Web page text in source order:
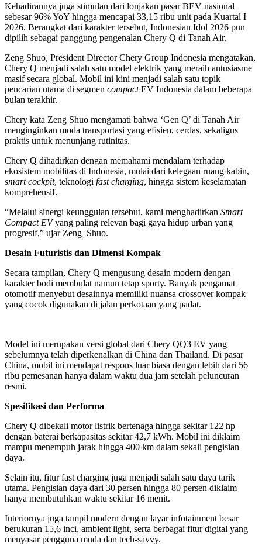
Kehadirannya juga stimulan dari lonjakan pasar BEV nasional
sebesar 96% YoY hingga mencapai 33,15 ribu unit pada Kuartal I
2026. Berangkat dari karakter tersebut, Indonesian Idol 2026 pun
dipilih sebagai panggung pengenalan Chery Q di Tanah Air.
Zeng Shuo, President Director Chery Group Indonesia mengatakan,
Chery Q menjadi salah satu model elektrik yang meraih antusiasme
masif secara global. Mobil ini kini menjadi salah satu topik
pencarian utama di segmen compactEV Indonesia dalam beberapa
bulan terakhir.
Chery kata Zeng Shuo mengamati bahwa ‘Gen Q’ di Tanah Air
menginginkan moda transportasi yang efisien, cerdas, sekaligus
praktis untuk menunjang rutinitas.
Chery Q dihadirkan dengan memahami mendalam terhadap
ekosistem mobilitas di Indonesia, mulai dari kelegaan ruang kabin,
smart cockpit, teknologi fast charging, hingga sistem keselamatan
komprehensif.
“Melalui sinergi keunggulan tersebut, kami menghadirkan Smart
Compact EVyang paling relevan bagi gaya hidup urban yang
progresif,” ujar Zeng Shuo.
Desain Futuristis dan Dimensi Kompak
Secara tampilan, Chery Q mengusung desain modern dengan
karakter bodi membulat namun tetap sporty. Banyak pengamat
otomotif menyebut desainnya memiliki nuansa crossover kompak
yang cocok digunakan di jalan perkotaan yang padat.
Model ini merupakan versi global dari Chery QQ3 EV yang
sebelumnya telah diperkenalkan di China dan Thailand. Di pasar
China, mobil ini mendapat respons luar biasa dengan lebih dari 56
ribu pemesanan hanya dalam waktu dua jam setelah peluncuran
resmi.
Spesifikasi dan Performa
Chery Q dibekali motor listrik bertenaga hingga sekitar 122 hp
dengan baterai berkapasitas sekitar 42,7 kWh. Mobil ini diklaim
mampu menempuh jarak hingga 400 km dalam sekali pengisian
daya.
Selain itu, fitur fast charging juga menjadi salah satu daya tarik
utama. Pengisian daya dari 30 persen hingga 80 persen diklaim
hanya membutuhkan waktu sekitar 16 menit.
Interiornya juga tampil modern dengan layar infotainment besar
berukuran 15,6 inci, ambient light, serta berbagai fitur digital yang
menyasar pengguna muda dan tech-savvy.